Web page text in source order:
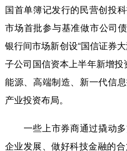
国首单簿记发行的民营创投
市场首批参与基准做市公司
银行间市场新创设“国信证券
子公司国信资本上半年新增
能源、高端制造、新一代信
产业投资布局。
一些上市券商通过撬动多
企业发展、做好科技金融的